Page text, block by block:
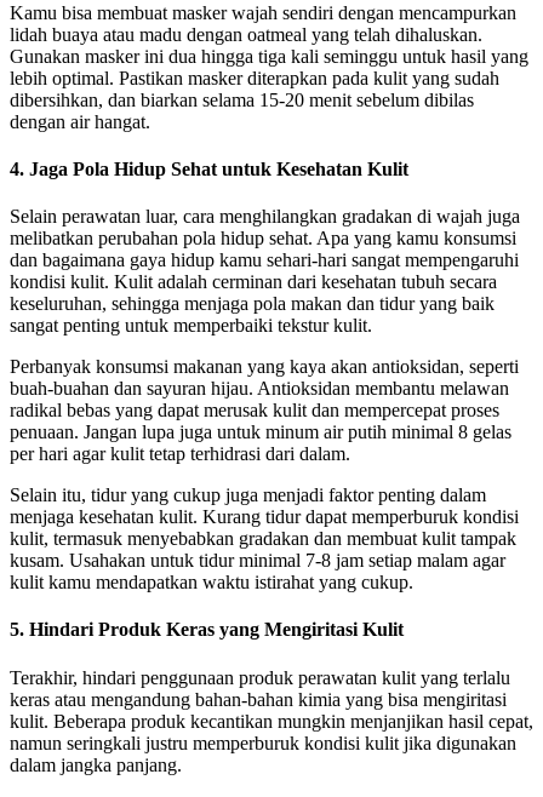
Kamu bisa membuat masker wajah sendiri dengan mencampurkan
lidah buaya atau madu dengan oatmeal yang telah dihaluskan.
Gunakan masker ini dua hingga tiga kali seminggu untuk hasil yang
lebih optimal. Pastikan masker diterapkan pada kulit yang sudah
dibersihkan, dan biarkan selama 15-20 menit sebelum dibilas
dengan air hangat.
4. Jaga Pola Hidup Sehat untuk Kesehatan Kulit
Selain perawatan luar, cara menghilangkan gradakan di wajah juga
melibatkan perubahan pola hidup sehat. Apa yang kamu konsumsi
dan bagaimana gaya hidup kamu sehari-hari sangat mempengaruhi
kondisi kulit. Kulit adalah cerminan dari kesehatan tubuh secara
keseluruhan, sehingga menjaga pola makan dan tidur yang baik
sangat penting untuk memperbaiki tekstur kulit.
Perbanyak konsumsi makanan yang kaya akan antioksidan, seperti
buah-buahan dan sayuran hijau. Antioksidan membantu melawan
radikal bebas yang dapat merusak kulit dan mempercepat proses
penuaan. Jangan lupa juga untuk minum air putih minimal 8 gelas
per hari agar kulit tetap terhidrasi dari dalam.
Selain itu, tidur yang cukup juga menjadi faktor penting dalam
menjaga kesehatan kulit. Kurang tidur dapat memperburuk kondisi
kulit, termasuk menyebabkan gradakan dan membuat kulit tampak
kusam. Usahakan untuk tidur minimal 7-8 jam setiap malam agar
kulit kamu mendapatkan waktu istirahat yang cukup.
5. Hindari Produk Keras yang Mengiritasi Kulit
Terakhir, hindari penggunaan produk perawatan kulit yang terlalu
keras atau mengandung bahan-bahan kimia yang bisa mengiritasi
kulit. Beberapa produk kecantikan mungkin menjanjikan hasil cepat,
namun seringkali justru memperburuk kondisi kulit jika digunakan
dalam jangka panjang.